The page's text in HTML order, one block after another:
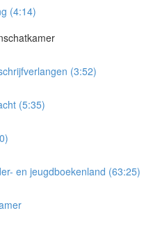
(4:14)
(3:52)
(5:35)
en jeugdboekenland (63:25)